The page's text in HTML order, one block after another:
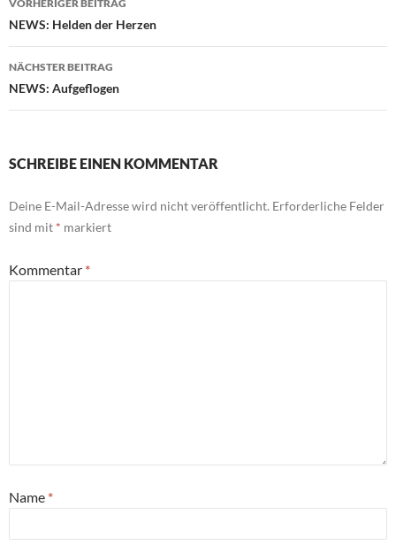
VORHERIGER BEITRAG
NEWS: Helden der Herzen
NÄCHSTER BEITRAG
NEWS: Aufgeflogen
SCHREIBE EINEN KOMMENTAR
Deine E-Mail-Adresse wird nicht veröffentlicht. Erforderliche Felder
sind mit * markiert
Kommentar *
Name *